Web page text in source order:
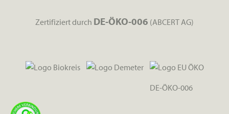
Zertifiziert durch DE-ÖKO-006 (ABCERT AG)
DE-ÖKO-006